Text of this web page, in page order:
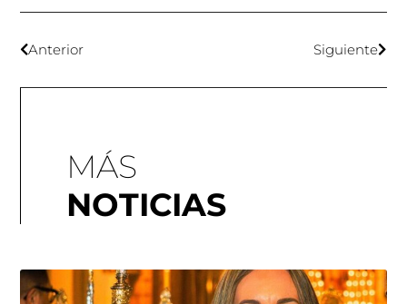
Anterior Siguiente
MÁS
NOTICIAS